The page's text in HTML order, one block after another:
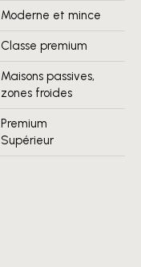
Moderne et mince
Classe premium
Maisons passives,
zones froides
Premium
Supérieur